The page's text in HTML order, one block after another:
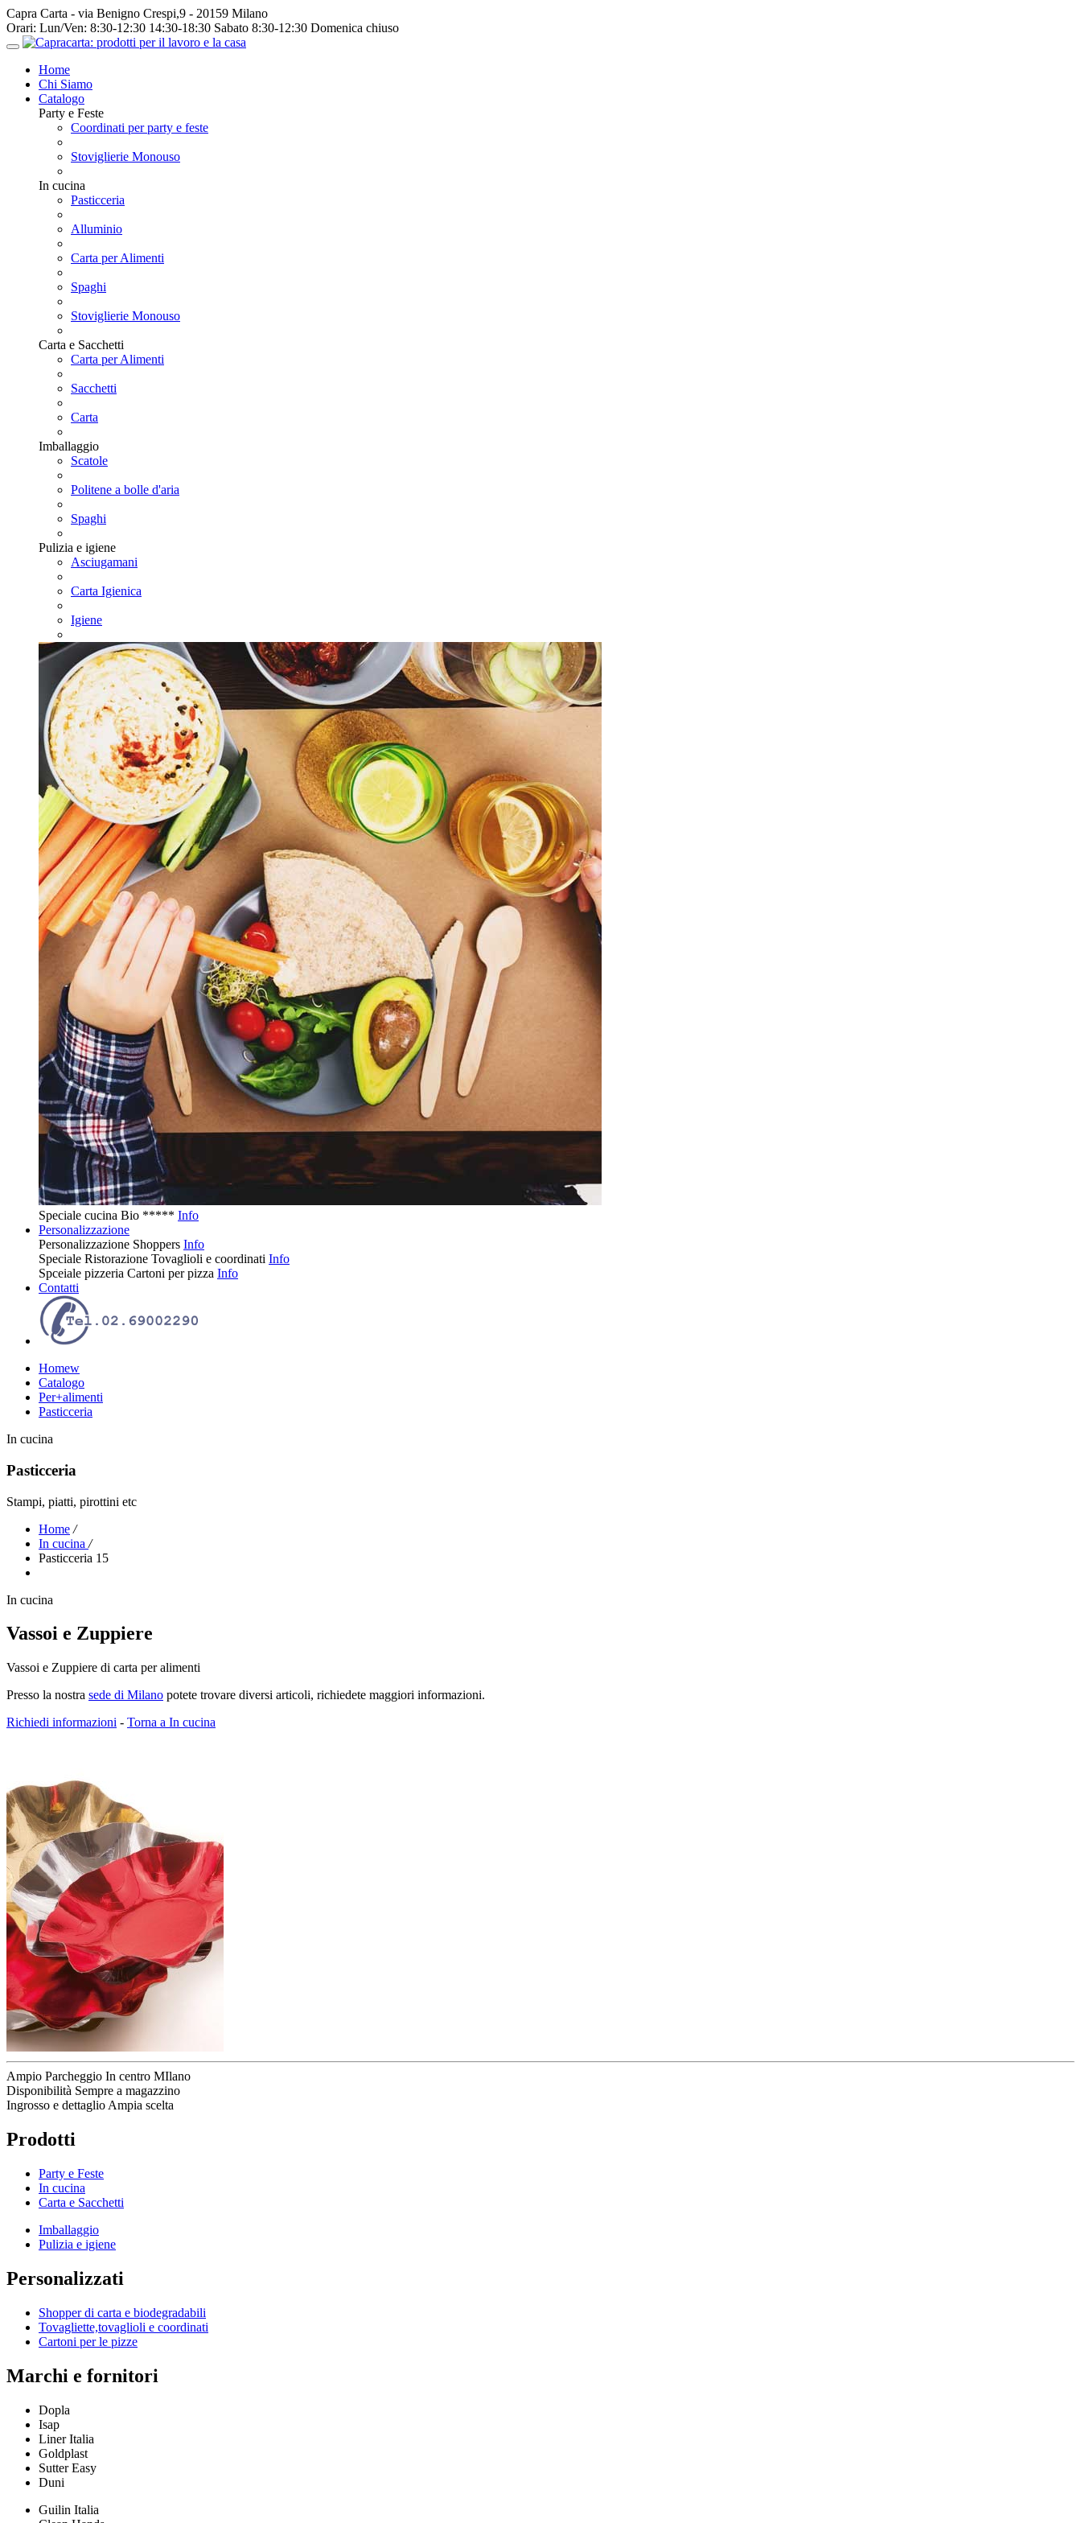
Capra Carta - via Benigno Crespi,9 - 20159 Milano
Orari: Lun/Ven: 8:30-12:30 14:30-18:30 Sabato 8:30-12:30 Domenica chiuso
Home
Chi Siamo
Catalogo
Party e Feste
Coordinati per party e feste
Stoviglierie Monouso
In cucina
Pasticceria
Alluminio
Carta per Alimenti
Spaghi
Stoviglierie Monouso
Carta e Sacchetti
Carta per Alimenti
Sacchetti
Carta
Imballaggio
Scatole
Politene a bolle d'aria
Spaghi
Pulizia e igiene
Asciugamani
Carta Igienica
Igiene
Speciale cucina Bio ***** Info
Personalizzazione
Personalizzazione Shoppers Info
Speciale Ristorazione Tovaglioli e coordinati Info
Spceiale pizzeria Cartoni per pizza Info
Contatti
Homew
Catalogo
Per+alimenti
Pasticceria
In cucina
Pasticceria
Stampi, piatti, pirottini etc
Home /
In cucina /
Pasticceria 15
In cucina
Vassoi e Zuppiere
Vassoi e Zuppiere di carta per alimenti
Presso la nostra sede di Milano potete trovare diversi articoli, richiedete maggiori informazioni.
Richiedi informazioni - Torna a In cucina
Ampio Parcheggio In centro MIlano
Disponibilità Sempre a magazzino
Ingrosso e dettaglio Ampia scelta
Prodotti
Party e Feste
In cucina
Carta e Sacchetti
Imballaggio
Pulizia e igiene
Personalizzati
Shopper di carta e biodegradabili
Tovagliette,tovaglioli e coordinati
Cartoni per le pizze
Marchi e fornitori
Dopla
Isap
Liner Italia
Goldplast
Sutter Easy
Duni
Guilin Italia